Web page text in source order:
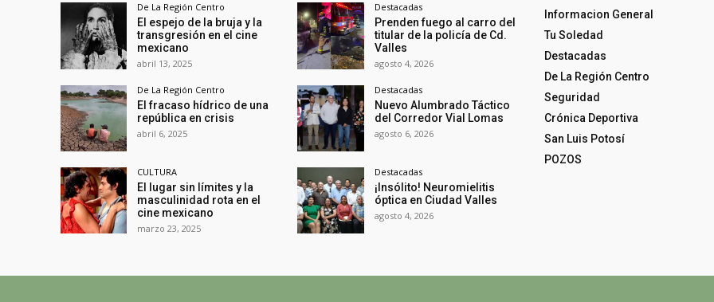
De La Región Centro
El espejo de la bruja y la
transgresión en el cine
mexicano
abril 13, 2025
De La Región Centro
El fracaso hídrico de una
república en crisis
abril 6, 2025
CULTURA
El lugar sin límites y la
masculinidad rota en el
cine mexicano
marzo 23, 2025
Destacadas
Prenden fuego al carro del
titular de la policía de Cd.
Valles
agosto 4, 2026
Destacadas
Nuevo Alumbrado Táctico
del Corredor Vial Lomas
agosto 6, 2026
Destacadas
¡Insólito! Neuromielitis
óptica en Ciudad Valles
agosto 4, 2026
Informacion General
Tu Soledad
Destacadas
De La Región Centro
Seguridad
Crónica Deportiva
San Luis Potosí
POZOS